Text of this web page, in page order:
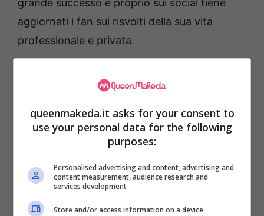
grande successo e proprio sui social tiene
aggiornati i fan sui risvolti della sua vita
professionale e privata.
queenmakeda.it asks for your consent to
use your personal data for the following
purposes:
Personalised advertising and content, advertising and
content measurement, audience research and
services development
Store and/or access information on a device